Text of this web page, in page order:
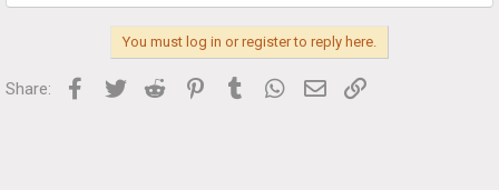
You must log in or register to reply here.
Share: Facebook
Twitter Reddit PinterestTumblr WhatsApp
Email